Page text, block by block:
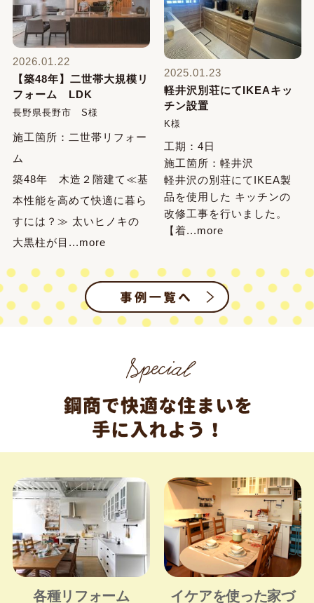
2026.01.22
【築48年】二世帯大規模リ
フォーム LDK
長野県長野市 S様
施工箇所：二世帯リフォー
ム
築48年 木造２階建て≪基
本性能を高めて快適に暮ら
すには？≫ 太いヒノキの
大黒柱が目...more
2025.01.23
軽井沢別荘にてIKEAキッ
チン設置
K様
工期：4日
施工箇所：軽井沢
軽井沢の別荘にてIKEA製
品を使用した キッチンの
改修工事を行いました。
【着...more
各種リフォーム イケアを使った家づ